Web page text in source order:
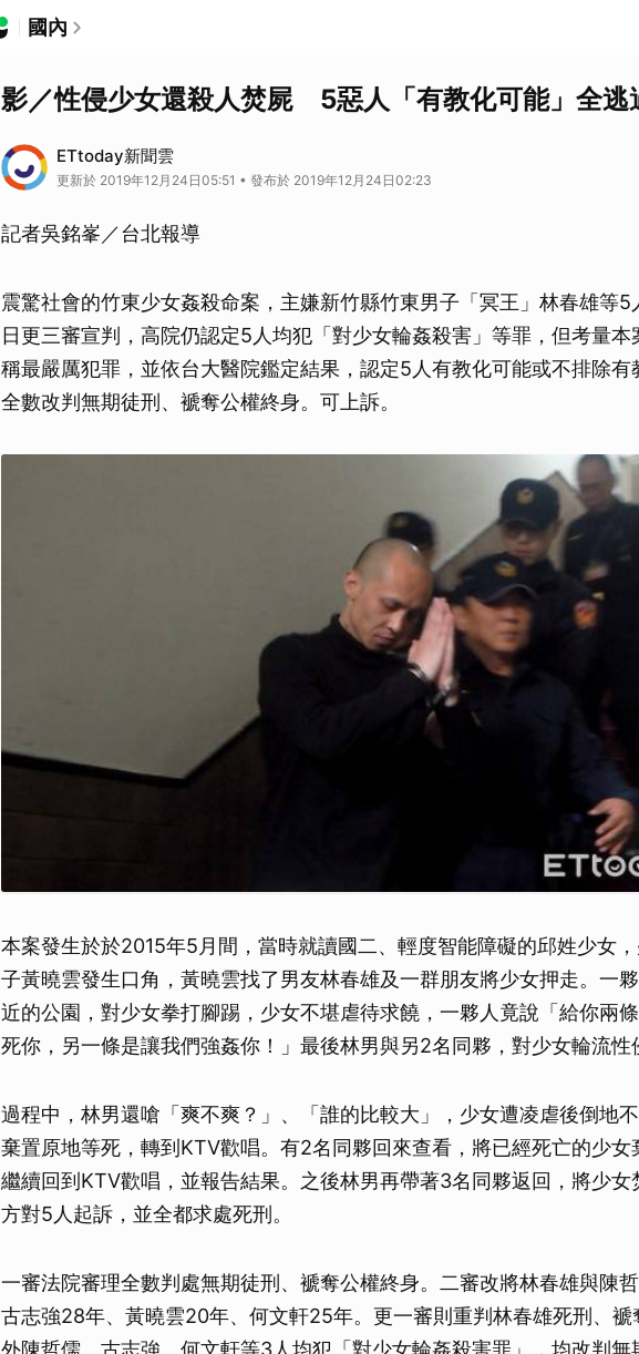
國內
影／性侵少女還殺人焚屍 5惡人「有教化可能」全逃
ETtoday新聞雲
更新於 2019年12月24日05:51 • 發布於 2019年12月24日02:23
記者吳銘峯／台北報導
震驚社會的竹東少女姦殺命案，主嫌新竹縣竹東男子「冥王」林春雄等
日更三審宣判，高院仍認定5人均犯「對少女輪姦殺害」等罪，但考量
稱最嚴厲犯罪，並依台大醫院鑑定結果，認定5人有教化可能或不排除有
全數改判無期徒刑、褫奪公權終身。可上訴。
本案發生於於2015年5月間，當時就讀國二、輕度智能障礙的邱姓少女
子黃曉雲發生口角，黃曉雲找了男友林春雄及一群朋友將少女押走。一
近的公園，對少女拳打腳踢，少女不堪虐待求饒，一夥人竟說「給你兩
死你，另一條是讓我們強姦你！」最後林男與另2名同夥，對少女輪流性
過程中，林男還嗆「爽不爽？」、「誰的比較大」，少女遭凌虐後倒地
棄置原地等死，轉到KTV歡唱。有2名同夥回來查看，將已經死亡的少女
繼續回到KTV歡唱，並報告結果。之後林男再帶著3名同夥返回，將少女
方對5人起訴，並全都求處死刑。
一審法院審理全數判處無期徒刑、褫奪公權終身。二審改將林春雄與陳
古志強28年、黃曉雲20年、何文軒25年。更一審則重判林春雄死刑、褫